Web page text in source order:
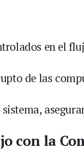
en el
de las
con la